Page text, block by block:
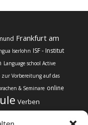
Frankfurt am
Iserlohn ISF - Institut
Language school Active
Vorbereitung auf das
& Seminare online
Verben